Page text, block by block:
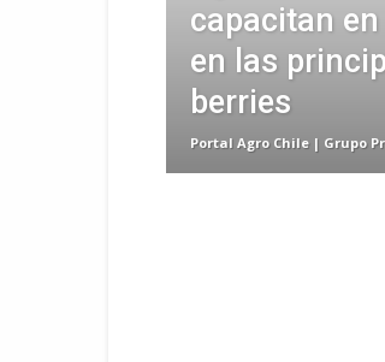
capacitan
en las
berries
Portal Agro Chile | Grupo